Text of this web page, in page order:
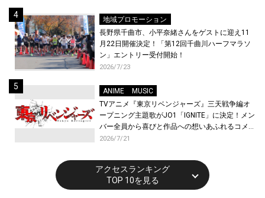
地域プロモーション
長野県千曲市、小平奈緒さんをゲストに迎え11
月22日開催決定！「第12回千曲川ハーフマラソ
ン」エントリー受付開始！
2026/7/23
ANIME
MUSIC
TVアニメ『東京リベンジャーズ』三天戦争編オ
ープニング主題歌がJO1「IGNITE」に決定！メン
バー全員から喜びと作品への想いあふれるコメン
トが到着！9月に東京・大阪で先行上映会を開
2026/7/21
アクセスランキング
TOP 10を見る